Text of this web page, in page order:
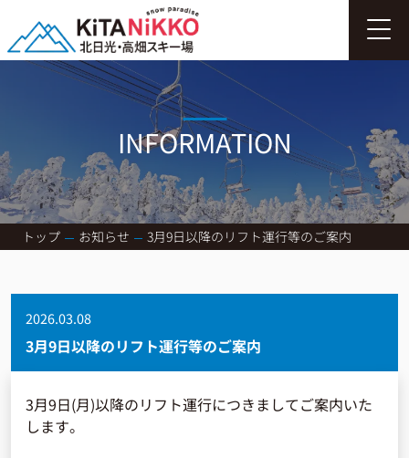
INFORMATION
トップ お知らせ 3月9日以降のリフト運行等のご案内
2026.03.08
3月9日以降のリフト運行等のご案内
3月9日(月)以降のリフト運行につきましてご案内いた
します。